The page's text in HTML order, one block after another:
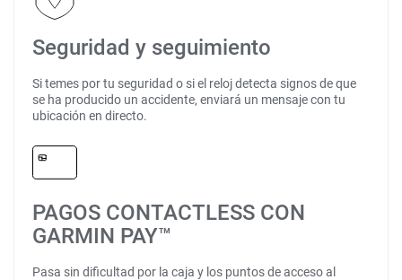
Seguridad y seguimiento
Si temes por tu seguridad o si el reloj detecta signos de que
se ha producido un accidente, enviará un mensaje con tu
ubicación en directo.
PAGOS CONTACTLESS CON
GARMIN PAY™
Pasa sin dificultad por la caja y los puntos de acceso al